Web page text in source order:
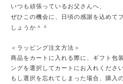
いつも頑張っているお父さんへ、
ぜひこの機会に、日頃の感謝を込めて
しょうか＾＾
＜ラッピング注文方法＞
商品をカートに入れる際に、ギフト包
ングを選択してカートにお入れください
もし選択を忘れてしまった場合、購入